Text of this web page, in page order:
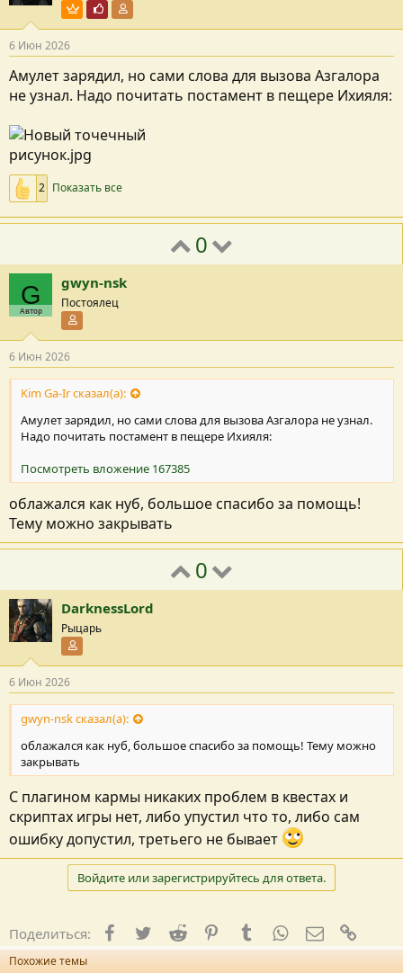
Пользователь VIP
Почётный пользователь
6 Июн 2026
Амулет зарядил, но сами слова для вызова Азгалора
не узнал. Надо почитать постамент в пещере Ихияля:
2 Показать все
0
Автор
G gwyn-nsk
Постоялец
6 Июн 2026
Kim Ga-Ir сказал(а):
Амулет зарядил, но сами слова для вызова Азгалора не узнал.
Надо почитать постамент в пещере Ихияля:
Посмотреть вложение 167385
облажался как нуб, большое спасибо за помощь!
Тему можно закрывать
0
DarknessLord
Рыцарь
6 Июн 2026
gwyn-nsk сказал(а):
облажался как нуб, большое спасибо за помощь! Тему можно
закрывать
С плагином кармы никаких проблем в квестах и
скриптах игры нет, либо упустил что то, либо сам
ошибку допустил, третьего не бывает
Войдите или зарегистрируйтесь для ответа.
Поделиться: Facebook
TwitterReddit PinterestTumblrWhatsApp
E-mail
Похожие темы